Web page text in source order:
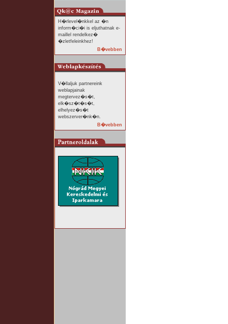
H�rlevel�nkkel az �n
inform�ci�i is eljuthatnak e-
maillel rendelkez�
�zletfeleinkhez!
B�vebben
V�llaljuk partnereink
weblapjainak
megtervez�s�t,
elk�sz�t�s�t,
elhelyez�s�t
webszerver�nk�n.
B�vebben